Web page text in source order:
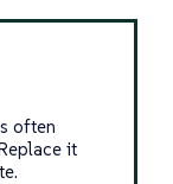
often
it